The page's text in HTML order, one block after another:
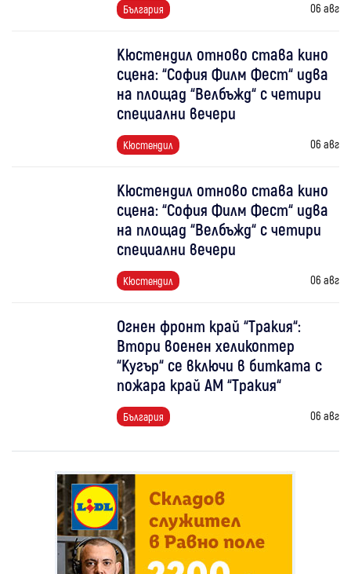
България 06 авг
Кюстендил отново става кино
сцена: “София Филм Фест“ идва
на площад “Велбъжд“ с четири
специални вечери
Кюстендил 06 авг
Кюстендил отново става кино
сцена: “София Филм Фест“ идва
на площад “Велбъжд“ с четири
специални вечери
Кюстендил 06 авг
Огнен фронт край “Тракия“:
Втори военен хеликоптер
“Кугър“ се включи в битката с
пожара край АМ “Тракия“
България 06 авг